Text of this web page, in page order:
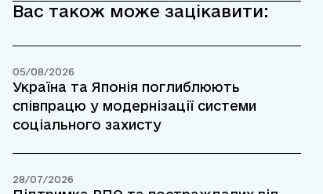
Вас також може зацікавити:
05/08/2026
Україна та Японія поглиблюють
співпрацю у модернізації системи
соціального захисту
28/07/2026